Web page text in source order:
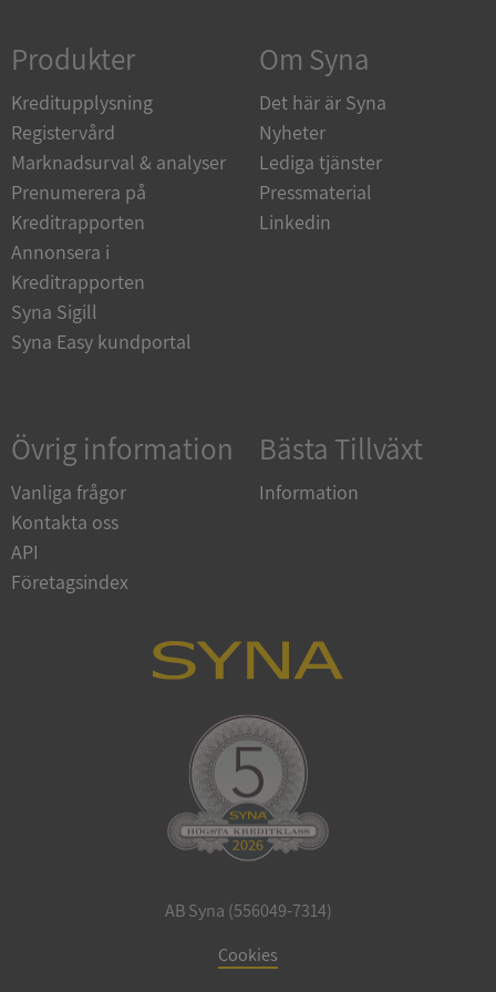
Produkter
Kreditupplysning
Registervård
Marknadsurval & analyser
Prenumerera på
Kreditrapporten
Annonsera i
Kreditrapporten
Syna Sigill
Syna Easy kundportal
Om Syna
Det här är Syna
Nyheter
Lediga tjänster
Pressmaterial
Linkedin
Övrig information
Vanliga frågor
Kontakta oss
API
Företagsindex
Bästa Tillväxt
Information
AB Syna (556049-7314)
Cookies
Oklassificerade
Strikt nödvändiga kakor tillåter
kärnwebbplatsfunktioner som användarinloggning
och kontohantering. Webbplatsen kan inte
användas ordentligt utan strikt nödvändiga cookies.
Namn
Leverantör
Domän
__RequestVerificationToken
VISITOR_PRIVACY_METADATA
ASP.NET_SessionId
Microsoft
Corporation
de.syna.se
Google
Privacy Policy